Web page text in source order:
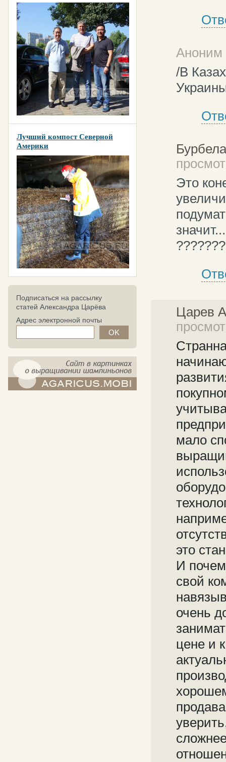
Лучший компост Северной
Америки
Подписаться на рассылку
статей Александра Царёва
Адрес электронной почты
Аноним
/В
Это
Царев
мало
это
И
свой
очень
цене и